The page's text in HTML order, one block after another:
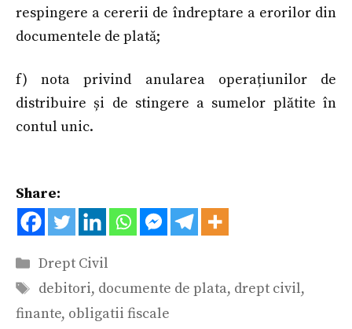
respingere a cererii de îndreptare a erorilor din
documentele de plată;
f) nota privind anularea operațiunilor de
distribuire și de stingere a sumelor plătite în
contul unic.
Share:
Categorii
Drept Civil
Etichete
debitori, documente de plata, drept civil,
finante, obligatii fiscale